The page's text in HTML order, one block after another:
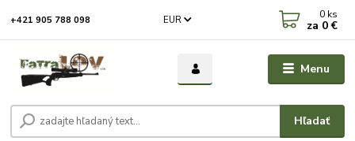
Menu
EUR
Hľadať
+421 905 788 098 0 ks
za 0 €